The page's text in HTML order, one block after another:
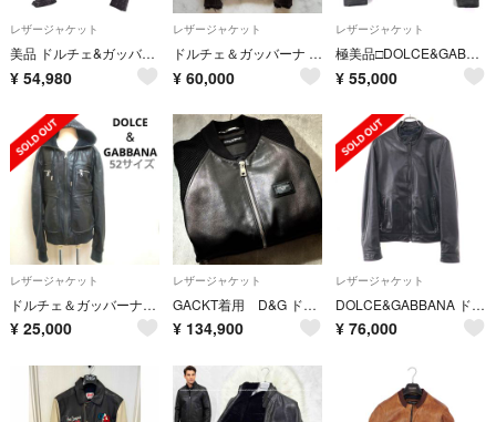
レザージャケット
美品 ドルチェ&ガッバーナ DOLCE&GABBANA ジャケット レザージャケット ジップアップ ラムスキン 羊革 アウター 44(XS)
¥ 54,980
レザージャケット
ドルチェ＆ガッバーナ 00s ゴートスキンマルチジップレザージャケット 46 M
¥ 60,000
レザージャケット
極美品□DOLCE&GABBANA ドルチェ＆ガッバーナ ラムスキン 黒タグ レザージャケット シングルライダース ブラック 44 イタリア製 正規品
¥ 55,000
レザージャケット
ドルチェ＆ガッバーナ ラムレザー 羊革 ジャケット XJ100
¥ 25,000
レザージャケット
GACKT着用 D&G ドルチェ&ガッバーナ レザーニットブルゾン 46
¥ 134,900
レザージャケット
DOLCE&GABBANA ドルチェ＆ガッバーナ シングルレザーライダースジャケット G9C63L/FULLY ブラック 44
¥ 76,000